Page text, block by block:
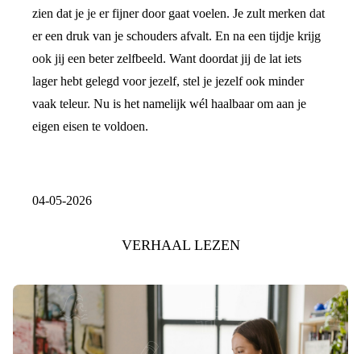
zien dat je je er fijner door gaat voelen. Je zult merken dat
er een druk van je schouders afvalt. En na een tijdje krijg
ook jij een beter zelfbeeld. Want doordat jij de lat iets
lager hebt gelegd voor jezelf, stel je jezelf ook minder
vaak teleur. Nu is het namelijk wél haalbaar om aan je
eigen eisen te voldoen.
04-05-2026
VERHAAL LEZEN